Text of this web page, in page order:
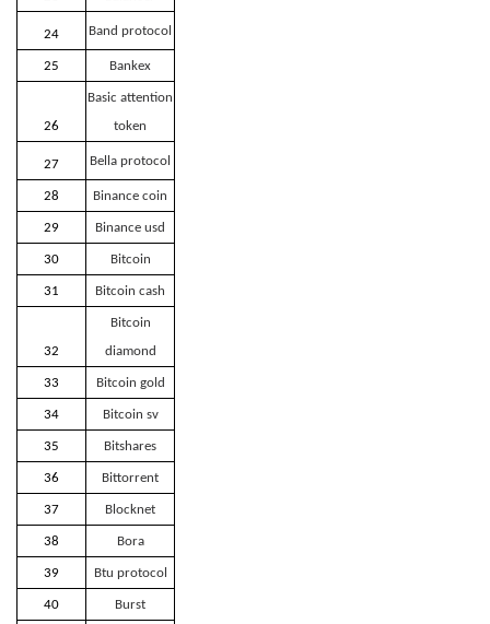
24 Band protocol
25 Bankex
26
Basic attention
token
27 Bella protocol
28 Binance coin
29 Binance usd
30 Bitcoin
31 Bitcoin cash
32
Bitcoin
diamond
33 Bitcoin gold
34 Bitcoin sv
35 Bitshares
36 Bittorrent
37 Blocknet
38 Bora
39 Btu protocol
40 Burst